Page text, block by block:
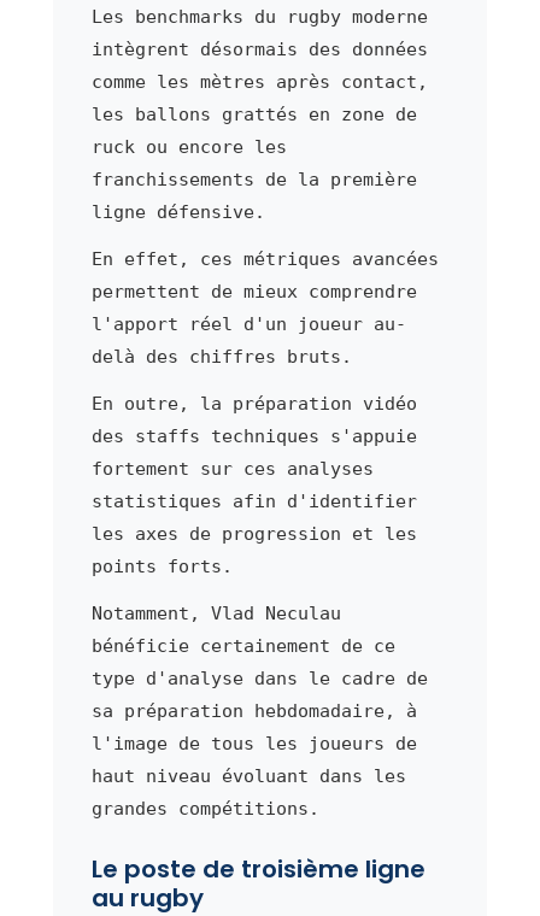
Les benchmarks du rugby moderne
intègrent désormais des données
comme les mètres après contact,
les ballons grattés en zone de
ruck ou encore les
franchissements de la première
ligne défensive.
En effet, ces métriques avancées
permettent de mieux comprendre
l'apport réel d'un joueur au-
delà des chiffres bruts.
En outre, la préparation vidéo
des staffs techniques s'appuie
fortement sur ces analyses
statistiques afin d'identifier
les axes de progression et les
points forts.
Notamment, Vlad Neculau
bénéficie certainement de ce
type d'analyse dans le cadre de
sa préparation hebdomadaire, à
l'image de tous les joueurs de
haut niveau évoluant dans les
grandes compétitions.
Le poste de troisième ligne
au rugby